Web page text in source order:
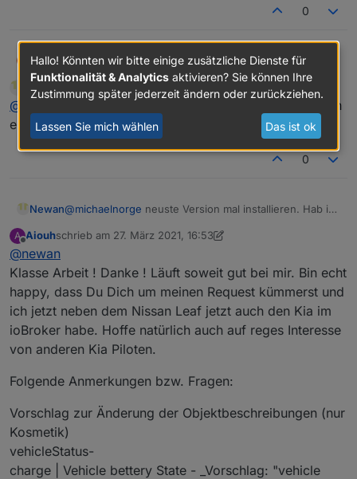
0
Michaelnorge@newanAm Interessantesten für mich
persönlich wäre es, per Sprachbefehl die
Klimaanlage zu starten und den Status der
Offline
Newan schrieb am27. März 2021, 07:57
zuletzt editiert von
@ michaelnorge neuste Version mal installieren. Hab ich
eingebaut gestern
0
Newan@michaelnorge neuste Version mal installieren. Hab ich
A Aiouhschrieb am 27. März 2021, 16:53
zuletzt editiert von Aiouh
@newan
Klasse Arbeit ! Danke ! Läuft soweit gut bei mir. Bin echt
happy, dass Du Dich um meinen Request kümmerst und
ich jetzt neben dem Nissan Leaf jetzt auch den Kia im
ioBroker habe. Hoffe natürlich auch auf reges Interesse
von anderen Kia Piloten.
Folgende Anmerkungen bzw. Fragen:
Vorschlag zur Änderung der Objektbeschreibungen (nur
Kosmetik)
vehicleStatus-
charge | Vehicle bettery State - _Vorschlag: "vehicle
Hallo! Könnten wir bitte einige zusätzliche Dienste für
Funktionalität & Analytics aktivieren? Sie können Ihre
Zustimmung später jederzeit ändern oder zurückziehen.
Lassen Sie mich wählen Das ist ok